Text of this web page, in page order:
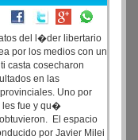
del l�der libertario
por los medios con un
casta cosecharon
en las
Uno por
fue y qu�
El espacio
por Javier Milei